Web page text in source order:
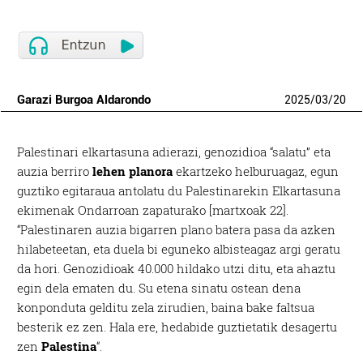
Garazi Burgoa Aldarondo 2025/03/20
Palestinari elkartasuna adierazi, genozidioa “salatu” eta
auzia berriro lehen planora ekartzeko helburuagaz, egun
guztiko egitaraua antolatu du Palestinarekin Elkartasuna
ekimenak Ondarroan zapaturako [martxoak 22].
“Palestinaren auzia bigarren plano batera pasa da azken
hilabeteetan, eta duela bi eguneko albisteagaz argi geratu
da hori. Genozidioak 40.000 hildako utzi ditu, eta ahaztu
egin dela ematen du. Su etena sinatu ostean dena
konponduta gelditu zela zirudien, baina bake faltsua
besterik ez zen. Hala ere, hedabide guztietatik desagertu
zenPalestina“.